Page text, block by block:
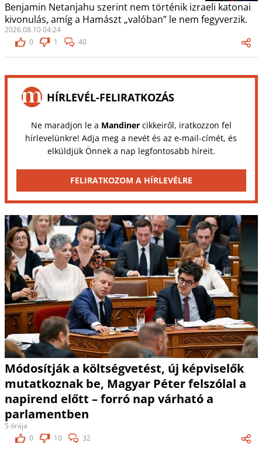
Benjamin Netanjahu szerint nem történik izraeli katonai
kivonulás, amíg a Hamászt „valóban” le nem fegyverzik.
2026.08.10 04:24
0
1 40
HÍRLEVÉL-FELIRATKOZÁS
Ne maradjon le a Mandinercikkeiről, iratkozzon fel
hírlevelünkre! Adja meg a nevét és az e-mail-címét, és
elküldjük Önnek a nap legfontosabb híreit.
FELIRATKOZOM A HÍRLEVÉLRE
Módosítják a költségvetést, új képviselők
mutatkoznak be, Magyar Péter felszólal a
napirend előtt – forró nap várható a
parlamentben
5 órája
0
10 32